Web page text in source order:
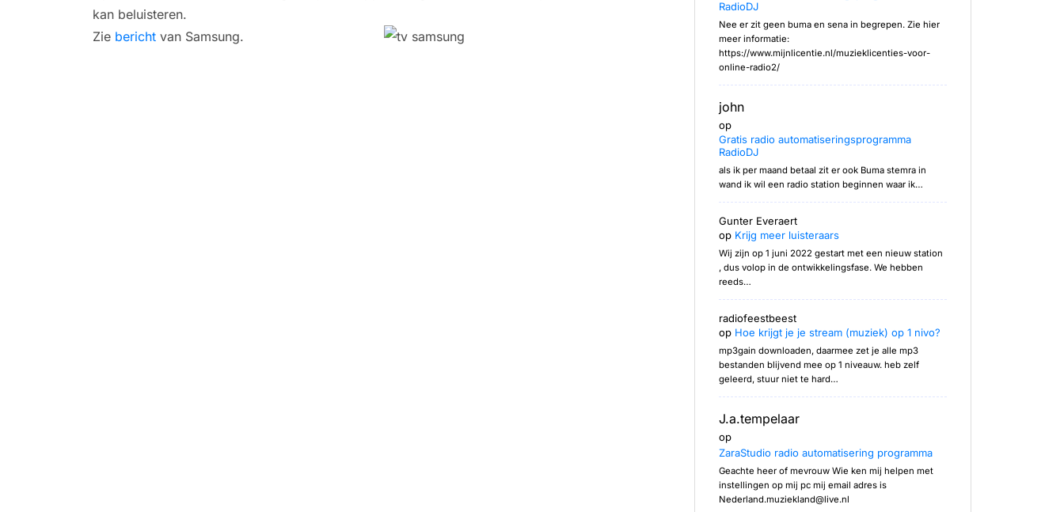
kan beluisteren.
Zie bericht van Samsung.
RadioDJ
Nee er zit geen buma en sena in begrepen. Zie hier
meer informatie:
https://www.mijnlicentie.nl/muzieklicenties-voor-
online-radio2/
john
op
Gratis radio automatiseringsprogramma
RadioDJ
als ik per maand betaal zit er ook Buma stemra in
wand ik wil een radio station beginnen waar ik…
Gunter Everaert
op Krijg meer luisteraars
Wij zijn op 1 juni 2022 gestart met een nieuw station
, dus volop in de ontwikkelingsfase. We hebben
reeds…
radiofeestbeest
op Hoe krijgt je je stream (muziek) op 1 nivo?
mp3gain downloaden, daarmee zet je alle mp3
bestanden blijvend mee op 1 niveauw. heb zelf
geleerd, stuur niet te hard…
J.a.tempelaar
op
ZaraStudio radio automatisering programma
Geachte heer of mevrouw Wie ken mij helpen met
instellingen op mij pc mij email adres is
Nederland.muziekland@live.nl